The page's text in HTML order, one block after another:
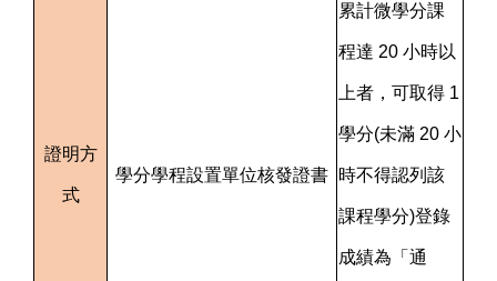
證明方
式
學分學程設置單位核發證書
累計微學分課
程達 20 小時以
上者，可取得 1
學分(未滿 20 小
時不得認列該
課程學分)登錄
成績為「通